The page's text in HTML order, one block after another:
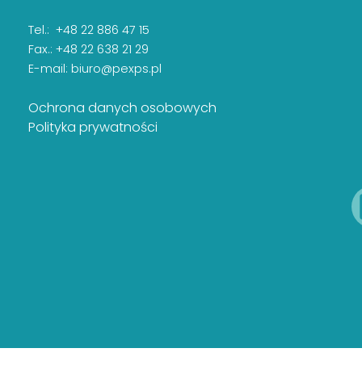
Tel.: +48 22 886 47 15
Fax.: +48 22 638 21 29
E-mail: biuro@pexps.pl
Ochrona danych osobowych
Polityka prywatności